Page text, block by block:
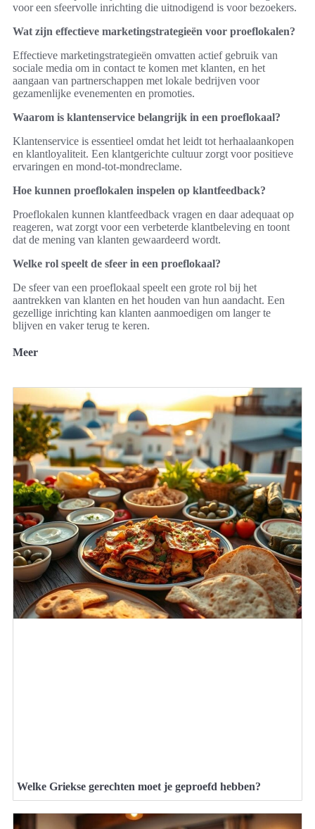
voor een sfeervolle inrichting die uitnodigend is voor bezoekers.
Wat zijn effectieve marketingstrategieën voor proeflokalen?
Effectieve marketingstrategieën omvatten actief gebruik van
sociale media om in contact te komen met klanten, en het
aangaan van partnerschappen met lokale bedrijven voor
gezamenlijke evenementen en promoties.
Waarom is klantenservice belangrijk in een proeflokaal?
Klantenservice is essentieel omdat het leidt tot herhaalaankopen
en klantloyaliteit. Een klantgerichte cultuur zorgt voor positieve
ervaringen en mond-tot-mondreclame.
Hoe kunnen proeflokalen inspelen op klantfeedback?
Proeflokalen kunnen klantfeedback vragen en daar adequaat op
reageren, wat zorgt voor een verbeterde klantbeleving en toont
dat de mening van klanten gewaardeerd wordt.
Welke rol speelt de sfeer in een proeflokaal?
De sfeer van een proeflokaal speelt een grote rol bij het
aantrekken van klanten en het houden van hun aandacht. Een
gezellige inrichting kan klanten aanmoedigen om langer te
blijven en vaker terug te keren.
Meer
Welke Griekse gerechten moet je geproefd hebben?